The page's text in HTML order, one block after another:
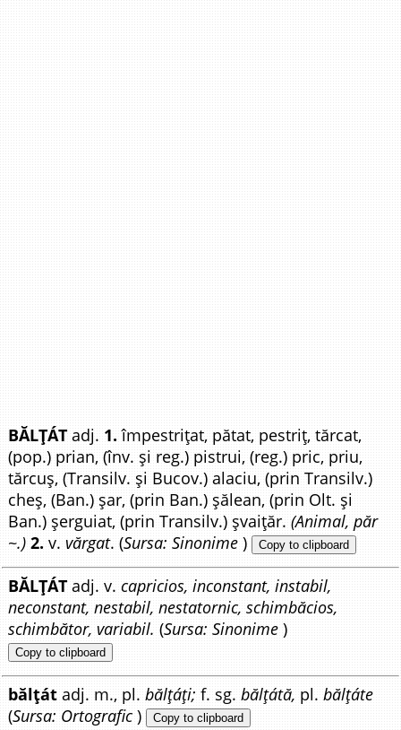
BĂLȚÁTadj. 1. împestrițat, pătat, pestriț, tărcat,
(pop.) prian, (înv. și reg.) pistrui, (reg.) pric, priu,
tărcuș, (Transilv. și Bucov.) alaciu, (prin Transilv.)
cheș, (Ban.) șar, (prin Ban.) șălean, (prin Olt. și
Ban.) șerguiat, (prin Transilv.) șvaițăr.(Animal, păr
~.) 2. v. vărgat. (Sursa: Sinonime ) Copy to clipboard
BĂLȚÁTadj. v.capricios, inconstant, instabil,
neconstant, nestabil, nestatornic, schimbăcios,
schimbător, variabil. (Sursa: Sinonime )
Copy to clipboard
bălțát adj. m., pl.bălțáți; f. sg.bălțátă, pl.bălțáte
(Sursa: Ortografic ) Copy to clipboard